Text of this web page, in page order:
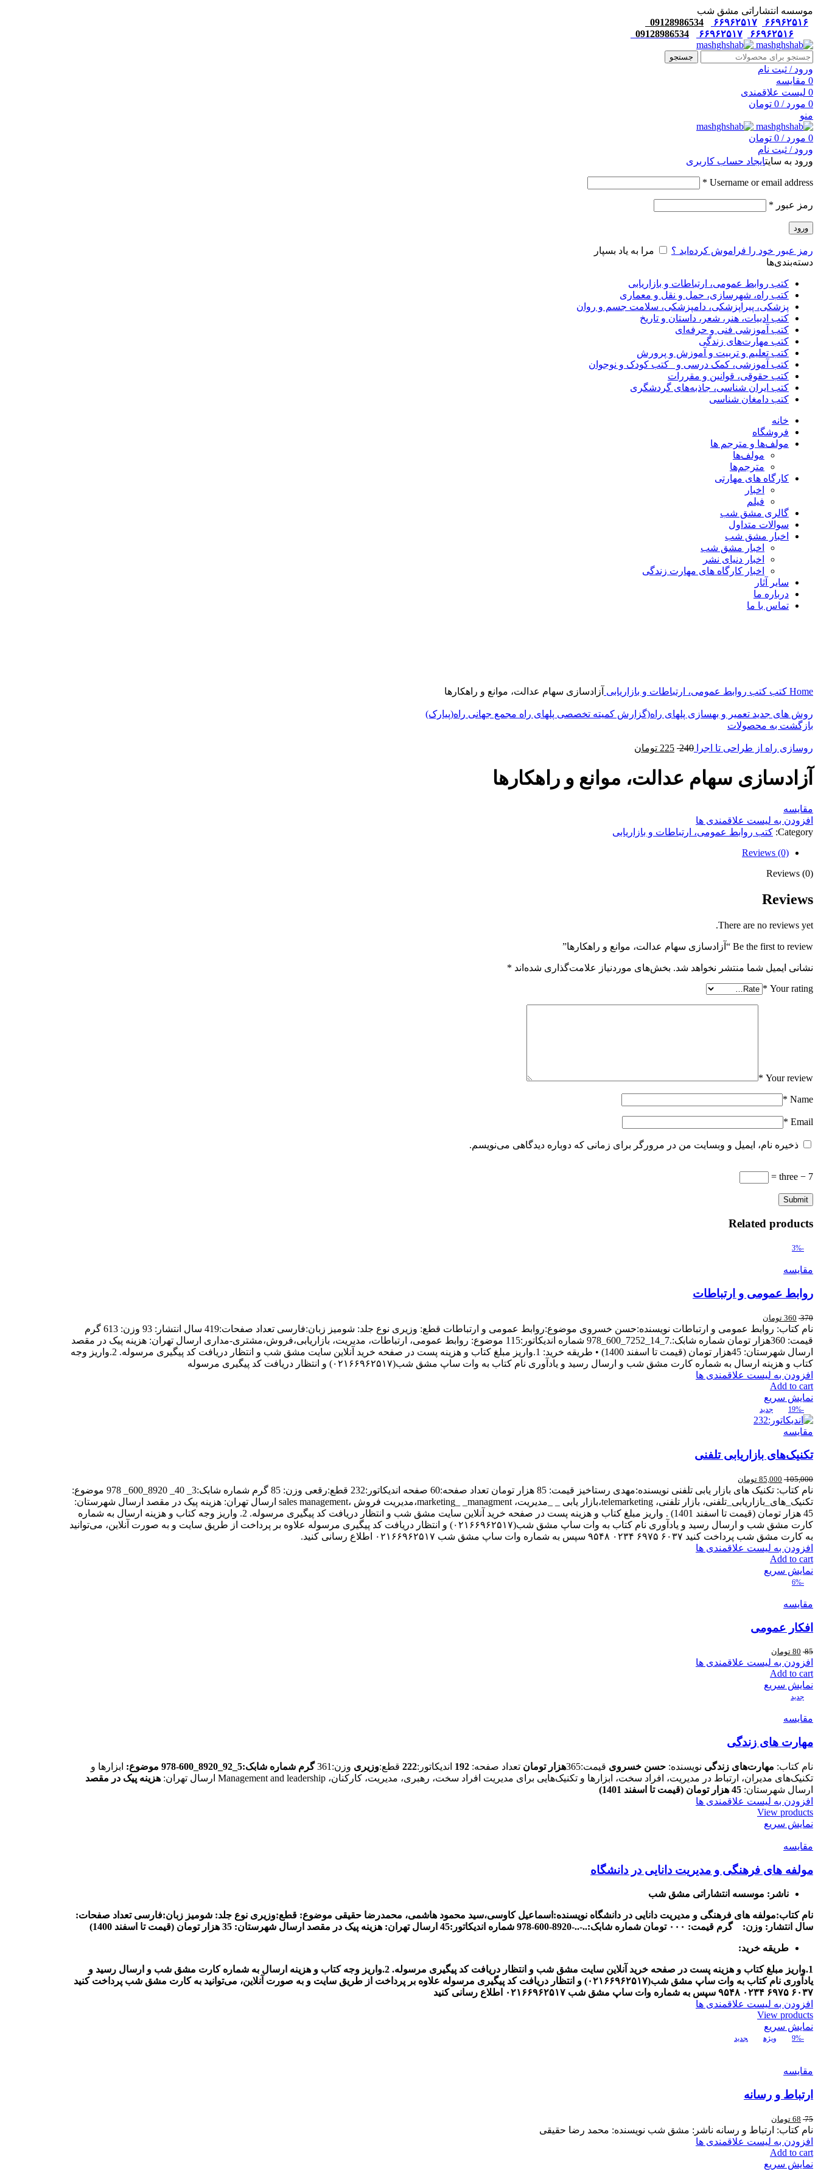
موسسه انتشاراتی مشق شب
۶۶۹۶۲۵۱۶
۶۶۹۶۲۵۱۷
09128986534
۶۶۹۶۲۵۱۶
۶۶۹۶۲۵۱۷ 09128986534
جستجو
ورود / ثبت نام
0 مقایسه
0 لیست علاقمندی
0 مورد /
0 تومان
منو
0 مورد /
0 تومان
ورود / ثبت نام
ورود به سایتایجاد حساب کاربری
Username or email address
*
رمز عبور *
ورود
رمز عبور خود را فراموش کرده‌اید ؟
مرا به یاد بسپار
دسته‌بندی‌ها
کتب روابط عمومی، ارتباطات و بازاریابی
کتب راه، شهرسازی، حمل و نقل و معماری
پزشکی، پیراپزشکی، دامپزشکی، سلامت جسم و روان
کتب ادبیات، هنر، شعر، داستان و تاریخ
کتب آموزشی فنی و حرفه‌ای
کتب مهارت‌های زندگی
کتب تعلیم و تربیت و آموزش و پرورش
کتب آموزشی، کمک درسی و _کتب کودک و نوجوان
کتب حقوقی، قوانین و مقررات
کتب ایران شناسی، جاذبه‌های گردشگری
کتب دامغان شناسی
خانه
فروشگاه
مولف‌ها و مترجم ها
مولف‌ها
مترجم‌ها
کارگاه های مهارتی
اخبار
فیلم
گالری مشق شب
سوالات متداول
اخبار مشق شب
اخبار مشق شب
اخبار دنیای نشر
اخبار کارگاه های مهارت زندگی
سایر آثار
درباره ما
تماس با ما
Home کتب کتب روابط عمومی، ارتباطات و بازاریابی آزادسازی سهام عدالت، موانع و راهکارها
روش های جدید تعمیر و بهسازی پلهای راه(گزارش کمیته تخصصی پلهای راه مجمع جهانی راه(پیارک)
بازگشت به محصولات
روسازی راه از طراحی تا اجرا 240
225 تومان
آزادسازی سهام عدالت، موانع و راهکارها
مقایسه
افزودن به لیست علاقمندی ها
Category: کتب روابط عمومی، ارتباطات و بازاریابی
Reviews (0)
Reviews (0)
Reviews
There are no reviews yet.
Be the first to review “آزادسازی سهام عدالت، موانع و راهکارها”
نشانی ایمیل شما منتشر نخواهد شد. بخش‌های موردنیاز علامت‌گذاری شده‌اند *
Your rating
*
Your review
*
Name
*
Email
*
ذخیره نام، ایمیل و وبسایت من در مرورگر برای زمانی که دوباره دیدگاهی می‌نویسم.
7 − three =
Related products
-3%
مقایسه
روابط عمومی و ارتباطات
370
360 تومان
نام کتاب: روابط عمومی و ارتباطات نويسنده:حسن خسروی موضوع:روابط عمومی و ارتباطات قطع: وزیری نوع جلد: شومیز زبان:فارسی تعداد صفحات:419 سال انتشار: 93 وزن: 613 گرم
قیمت: 360هزار تومان شماره شابک:.7_14_7252_600_978 شماره اندیکاتور:115 موضوع: روابط عمومی، ارتباطات، مدیریت، بازاریابی،فروش،مشتری-مداری ارسال تهران: هزینه پیک در مقصد
ارسال شهرستان: 45هزار تومان (قیمت تا اسفند 1400) • طریقه خرید: 1.واریز مبلغ کتاب و هزینه پست در صفحه خرید آنلاین سایت مشق شب و انتظار دریافت کد پیگیری مرسوله. 2.واریز وجه
کتاب و هزینه ارسال به شماره کارت مشق شب و ارسال رسید و یادآوری نام کتاب به وات ساپ مشق شب(۰۲۱۶۶۹۶۲۵۱۷) و انتظار دریافت کد پیگیری مرسوله
افزودن به لیست علاقمندی ها
Add to cart
نمایش سریع
-19% جدید
مقایسه
تکنیک‌های بازاریابی تلفنی
105,000
85,000 تومان
نام کتاب: تکنیک های بازار یابی تلفنی نویسنده:مهدی رستاخیز قیمت: 85 هزار تومان تعداد صفحه:60 صفحه اندیکاتور:232 قطع:رقعی وزن: 85 گرم شماره شابک:3_ 40_ 8920_600_ 978 موضوع:
تکنیک_های_بازاریابی_تلفنی، بازار تلفنی، telemarketing،بازار یابی _ _مدیریت، marketing_ _managment،مدیریت فروش ،sales management ارسال تهران: هزینه پیک در مقصد ارسال شهرستان:
45 هزار تومان (قیمت تا اسفند 1401) . واریز مبلغ کتاب و هزینه پست در صفحه خرید آنلاین سایت مشق شب و انتظار دریافت کد پیگیری مرسوله. 2. واریز وجه کتاب و هزینه ارسال به شماره
کارت مشق شب و ارسال رسید و یادآوری نام کتاب به وات ساپ مشق شب(۰۲۱۶۶۹۶۲۵۱۷) و انتظار دریافت کد پیگیری مرسوله علاوه بر پرداخت از طریق سایت و به صورت آنلاین، می‌توانید
به کارت مشق شب پرداخت کنید ۶۰۳۷ ۶۹۷۵ ۰۲۳۴ ۹۵۴۸ سپس به شماره وات ساپ مشق شب ۰۲۱۶۶۹۶۲۵۱۷ اطلاع رسانی کنید.
افزودن به لیست علاقمندی ها
Add to cart
نمایش سریع
-6%
مقایسه
افکار عمومی
85
80 تومان
افزودن به لیست علاقمندی ها
Add to cart
نمایش سریع
جدید
مقایسه
مهارت های زندگی
نام کتاب: مهارت‌های زندگی نویسنده: حسن خسروی قیمت:365 هزار تومان تعداد صفحه: 192 اندیکاتور:222 قطع:وزیری وزن:361 گرم شماره شابک:5_92_8920_600‑978 موضوع: ابزارها و
تکنیک‌های مدیران، ارتباط در مدیریت، افراد سخت، ابزارها و تکنیک‌هایی برای مدیریت افراد سخت، رهبری، مدیریت، کارکنان، Management and leadership ارسال تهران:
هزینه پیک در مقصد
ارسال شهرستان:
هزار تومان (قیمت تا اسفند 1401)
افزودن به لیست علاقمندی ها
View products
نمایش سریع
مقایسه
مولفه های فرهنگی و مدیریت دانایی در دانشگاه
ناشر: موسسه انتشاراتی مشق شب
نام کتاب:مولفه های فرهنگی و مدیریت دانایی در دانشگاه نويسنده:اسماعیل کاوسی،سید محمود هاشمی، محمدرضا حقیقی موضوع: قطع:وزیری نوع جلد: شومیز زبان:فارسیتعداد صفحات:
سال انتشار: وزن: گرم قیمت: ۰۰۰ تومان شماره شابک:..-..-8920-600-978 شماره اندیکاتور:45 ارسال تهران: هزینه پیک در مقصد ارسال شهرستان: 35 هزار تومان (قیمت تا اسفند 1400)
طریقه خرید:
1.واریز مبلغ کتاب و هزینه پست در صفحه خرید آنلاین سایت مشق شب و انتظار دریافت کد پیگیری مرسوله.
2.واریز وجه کتاب و هزینه ارسال به شماره کارت مشق شب و ارسال رسید و
یادآوری نام کتاب به وات ساپ مشق شب(۰۲۱۶۶۹۶۲۵۱۷) و انتظار دریافت کد پیگیری مرسوله علاوه بر پرداخت از طریق سایت و به صورت آنلاین، می‌توانید به کارت مشق شب پرداخت کنید
۶۰۳۷ ۶۹۷۵ ۰۲۳۴ ۹۵۴۸ سپس به شماره وات ساپ مشق شب ۰۲۱۶۶۹۶۲۵۱۷
اطلاع رسانی کنید
افزودن به لیست علاقمندی ها
View products
نمایش سریع
-9% ویژه جدید
مقایسه
ارتباط و رسانه
75
68 تومان
نام کتاب: ارتباط و رسانه ناشر: مشق شب نویسنده: محمد رضا حقیقی
افزودن به لیست علاقمندی ها
Add to cart
نمایش سریع